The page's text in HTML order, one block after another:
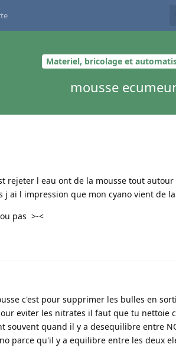
Materiel, bricolage et
mousse
rejeter l eau ont de la mousse tout
ai l impression que mon cyano vient de la
pas >-<
c'est pour supprimer les bulles en
eviter les nitrates il faut que tu nettoie
souvent quand il y a desequilibre entre
parce qu'il y a equilibre entre les deux